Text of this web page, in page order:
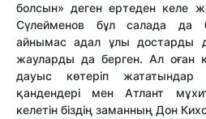
болсын» деген ертеден келе
Сүлейменов бұл салада да
айнымас адал ұлы достарды
жауларды да берген. Ал оған
дауыс көтеріп жататындар
қандендері мен Атлант
келетін біздің заманның Дон